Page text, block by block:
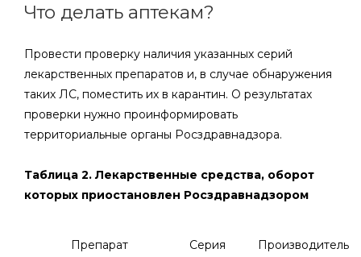
Что делать аптекам?
Провести проверку наличия указанных серий
лекарственных препаратов и, в случае обнаружения
таких ЛС, поместить их в карантин. О результатах
проверки нужно проинформировать
территориальные органы Росздравнадзора.
Таблица 2. Лекарственные средства, оборот
которых приостановлен Росздравнадзором
Препарат Серия Производитель